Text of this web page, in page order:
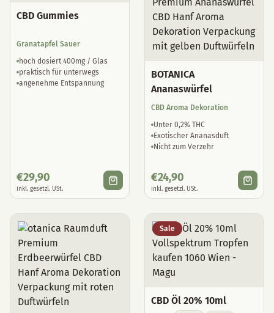
CBD Gummies
Granatapfel Sauer
hoch dosiert 400mg / Glas
praktisch für unterwegs
angenehme Entspannung
€29,90
inkl. gesetzl. USt.
BOTANICA
Ananaswürfel
CBD Aroma Dekoration
Unter 0,2% THC
Exotischer Ananasduft
Nicht zum Verzehr
€24,90
inkl. gesetzl. USt.
Sale
CBD Öl 20% 10ml